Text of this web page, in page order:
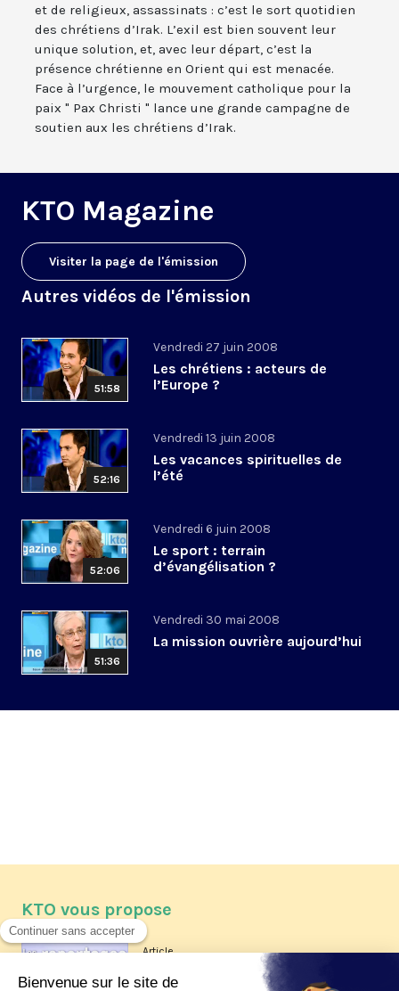
et de religieux, assassinats : c’est le sort quotidien
des chrétiens d’Irak. L’exil est bien souvent leur
unique solution, et, avec leur départ, c’est la
présence chrétienne en Orient qui est menacée.
Face à l’urgence, le mouvement catholique pour la
paix " Pax Christi " lance une grande campagne de
soutien aux les chrétiens d’Irak.
KTO Magazine
Visiter la page de l'émission
Autres vidéos de l'émission
51:58
Vendredi 27 juin 2008
Les chrétiens : acteurs de
l’Europe ?
52:16
Vendredi 13 juin 2008
Les vacances spirituelles de
l’été
52:06
Vendredi 6 juin 2008
Le sport : terrain
d’évangélisation ?
51:36
Vendredi 30 mai 2008
La mission ouvrière aujourd’hui
KTO vous propose
Article
Les reportages d'été 2026 de KTO